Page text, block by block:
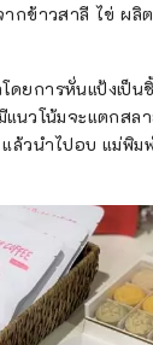
ากข้าวสาลี ไข่ ผ
ดยการหั่นแป้งเป็น
แนวโน้มจะแตกสล
ล้วนำไปอบ แม่พิม